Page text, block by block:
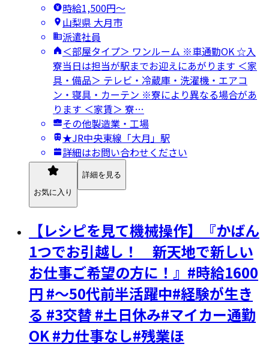
時給1,500円〜
山梨県 大月市
派遣社員
＜部屋タイプ＞ ワンルーム ※車通勤OK ☆入
寮当日は担当が駅までお迎えにあがります ＜家
具・備品＞ テレビ・冷蔵庫・洗濯機・エアコ
ン・寝具・カーテン ※寮により異なる場合があ
ります ＜家賃＞ 寮…
その他製造業・工場
★JR中央東線「大月」駅
詳細はお問い合わせください
お気に入り
詳細を見る
【レシピを見て機械操作】『かばん
1つでお引越し！ 新天地で新しい
お仕事ご希望の方に！』#時給1600
円 #～50代前半活躍中#経験が生き
る #3交替 #土日休み#マイカー通勤
OK #力仕事なし#残業ほ